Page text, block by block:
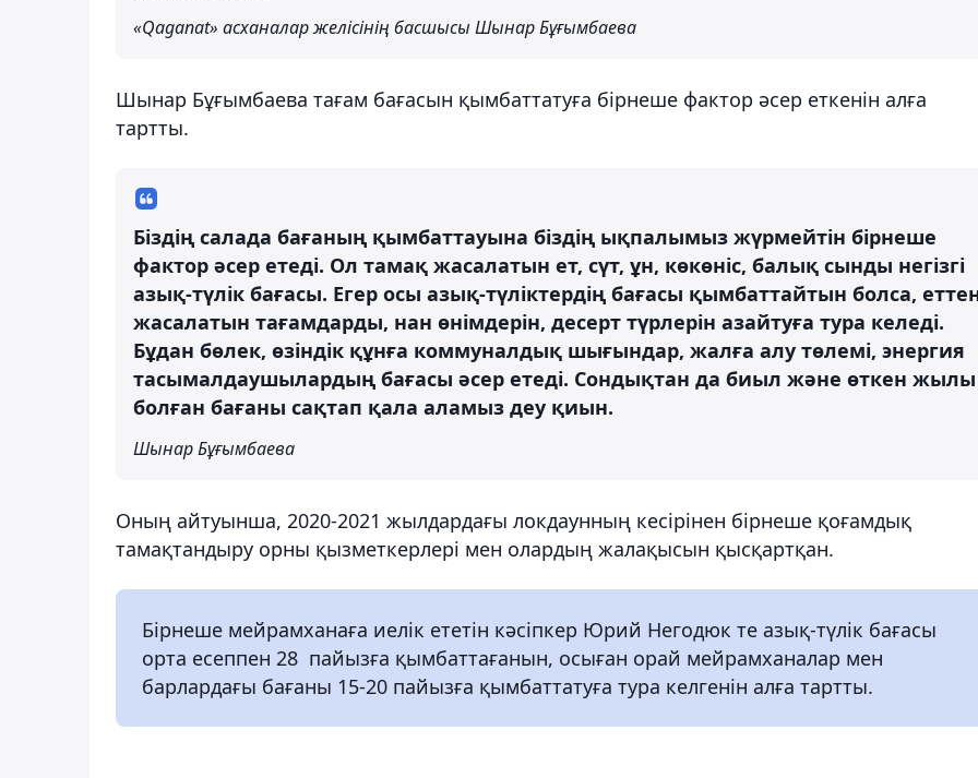
«Qaganat» асханалар желісінің басшысы Шынар Бұғымбаева
Шынар Бұғымбаева тағам бағасын қымбаттатуға бірнеше фактор әсер еткенін алға
тартты.
Біздің салада бағаның қымбаттауына біздің ықпалымыз жүрмейтін бірнеше
фактор әсер етеді. Ол тамақ жасалатын ет, сүт, ұн, көкөніс, балық сынды негізгі
азық-түлік бағасы. Егер осы азық-түліктердің бағасы қымбаттайтын болса,
жасалатын тағамдарды, нан өнімдерін, десерт түрлерін азайтуға тура келеді.
Бұдан бөлек, өзіндік құнға коммуналдық шығындар, жалға алу төлемі, энергия
тасымалдаушылардың бағасы әсер етеді. Сондықтан да биыл және өткен жылы
болған бағаны сақтап қала аламыз деу қиын.
Шынар Бұғымбаева
Оның айтуынша, 2020-2021 жылдардағы локдаунның кесірінен бірнеше қоғамдық
тамақтандыру орны қызметкерлері мен олардың жалақысын қысқартқан.
Бірнеше мейрамханаға иелік ететін кәсіпкер Юрий Негодюк те азық-түлік бағасы
орта есеппен 28 пайызға қымбаттағанын, осыған орай мейрамханалар мен
барлардағы бағаны 15-20 пайызға қымбаттатуға тура келгенін алға тартты.